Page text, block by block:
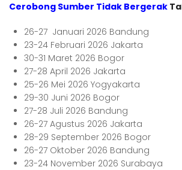
Cerobong Sumber Tidak Bergerak
26-27 Januari 2026 Bandung
23-24 Februari 2026 Jakarta
30-31 Maret 2026 Bogor
27-28 April 2026 Jakarta
25-26 Mei 2026 Yogyakarta
29-30 Juni 2026 Bogor
27-28 Juli 2026 Bandung
26-27 Agustus 2026 Jakarta
28-29 September 2026 Bogor
26-27 Oktober 2026 Bandung
23-24 November 2026 Surabaya